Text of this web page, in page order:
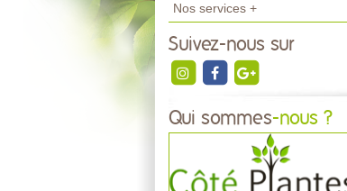
Nos services +
Suivez-nous sur
Qui sommes-nous ?